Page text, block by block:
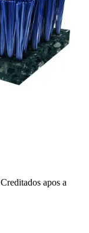
Creditados apos a